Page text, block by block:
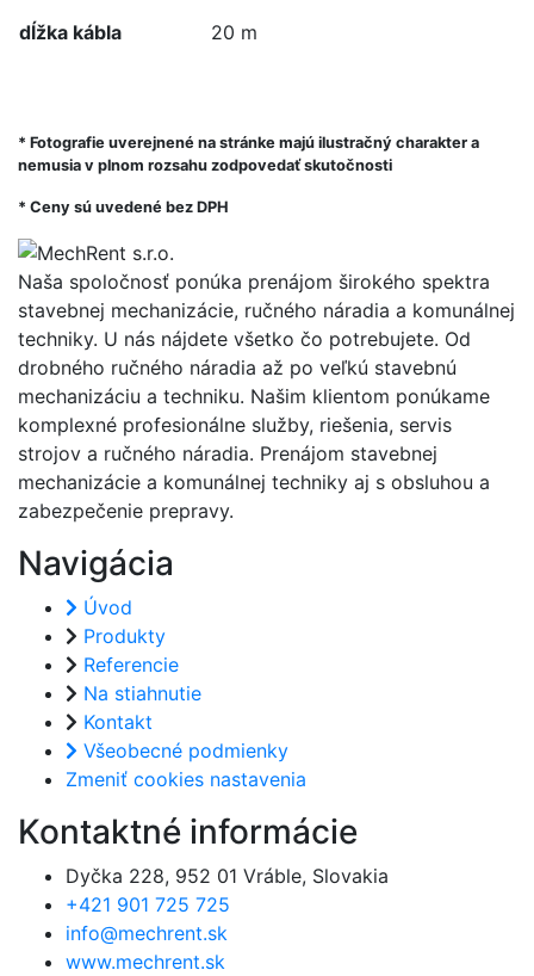
dĺžka kábla
20 m
* Fotografie uverejnené na stránke majú ilustračný charakter a
nemusia v plnom rozsahu zodpovedať skutočnosti
* Ceny sú uvedené bez DPH
Naša spoločnosť ponúka prenájom širokého spektra
stavebnej mechanizácie, ručného náradia a komunálnej
techniky. U nás nájdete všetko čo potrebujete. Od
drobného ručného náradia až po veľkú stavebnú
mechanizáciu a techniku. Našim klientom ponúkame
komplexné profesionálne služby, riešenia, servis
strojov a ručného náradia. Prenájom stavebnej
mechanizácie a komunálnej techniky aj s obsluhou a
zabezpečenie prepravy.
Navigácia
Úvod
Produkty
Referencie
Na stiahnutie
Kontakt
Všeobecné podmienky
Zmeniť cookies nastavenia
Kontaktné informácie
Dyčka 228, 952 01 Vráble, Slovakia
+421 901 725 725
info@mechrent.sk
www.mechrent.sk